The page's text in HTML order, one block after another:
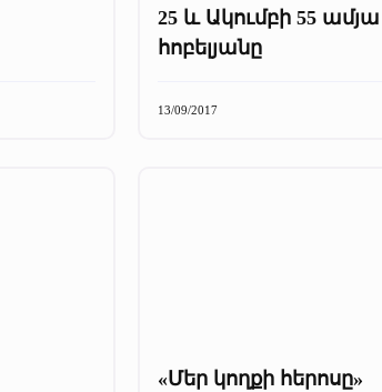
25 և Ակումբի 55 ամյա
հոբելյանը
13/09/2017
«Մեր կողքի հերոսը»